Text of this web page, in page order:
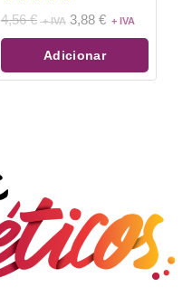
0
de
5
4,56€ 3,88 €
Adicionar